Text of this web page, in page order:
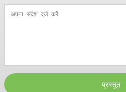
प्रस्तुत